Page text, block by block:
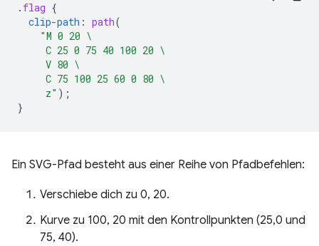
. flag {
clip-path : path(
"M 0 20 \
     C 25 0 75 40 100 20 \
     V 80 \
     C 75 100 25 60 0 80 \
     z"
);
}
Ein SVG-Pfad besteht aus einer Reihe von Pfadbefehlen:
Verschiebe dich zu 0, 20.
Kurve zu 100, 20 mit den Kontrollpunkten (25,0 und
75, 40).